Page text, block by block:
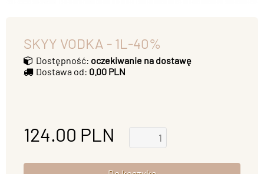
SKYY VODKA - 1L-40%
Dostępność: oczekiwanie na dostawę
Dostawa od: 0.00 PLN
124.00 PLN